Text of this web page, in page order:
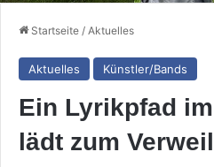
Startseite / Aktuelles
Aktuelles Künstler/Bands
Ein Lyrikpfad
lädt zum